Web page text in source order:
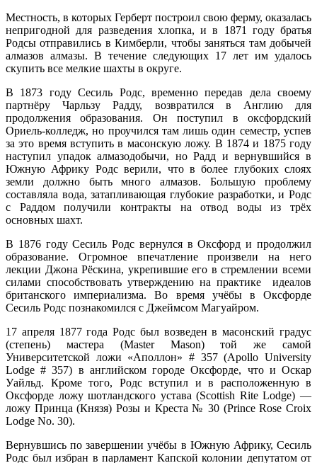
Местность, в которых Герберт построил свою ферму, оказалась
непригодной для разведения хлопка, и в 1871 году братья
Родсы отправились в Кимберли, чтобы заняться там добычей
алмазов алмазы. В течение следующих 17 лет им удалось
скупить все мелкие шахты в округе.
В 1873 году Сесиль Родс, временно передав дела своему
партнёру Чарльзу Радду, возвратился в Англию для
продолжения образования. Он поступил в оксфордский
Ориель-колледж, но проучился там лишь один семестр, успев
за это время вступить в масонскую ложу. В 1874 и 1875 году
наступил упадок алмазодобычи, но Радд и вернувшийся в
Южную Африку Родс верили, что в более глубоких слоях
земли должно быть много алмазов. Большую проблему
составляла вода, затапливающая глубокие разработки, и Родс
с Раддом получили контракты на отвод воды из трёх
основных шахт.
В 1876 году Сесиль Родс вернулся в Оксфорд и продолжил
образование. Огромное впечатление произвели на него
лекции Джона Рёскина, укрепившие его в стремлении всеми
силами способствовать утверждению на практике идеалов
британского империализма. Во время учёбы в Оксфорде
Сесиль Родс познакомился с Джеймсом Магуайром.
17 апреля 1877 года Родс был возведен в масонский градус
(степень) мастера (Master Mason) той же самой
Университетской ложи «Аполлон» # 357 (Apollo University
Lodge # 357) в английском городе Оксфорде, что и Оскар
Уайльд. Кроме того, Родс вступил и в расположенную в
Оксфорде ложу шотландского устава (Scottish Rite Lodge) —
ложу Принца (Князя) Розы и Креста № 30 (Prince Rose Croix
Lodge No. 30).
Вернувшись по завершении учёбы в Южную Африку, Сесиль
Родс был избран в парламент Капской колонии депутатом от